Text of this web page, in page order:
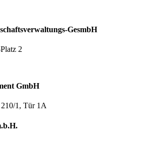
GesmbH
2
GmbH
210/1, Tür 1A